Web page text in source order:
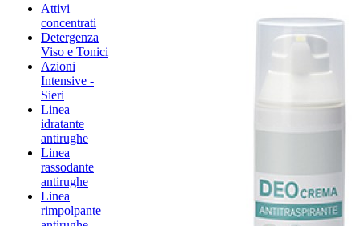
Attivi
concentrati
Detergenza
Viso e Tonici
Azioni
Intensive -
Sieri
Linea
idratante
antirughe
Linea
rassodante
antirughe
Linea
rimpolpante